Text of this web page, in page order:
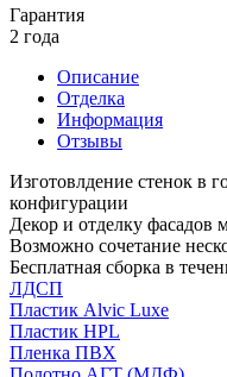
Гарантия
2 года
Описание
Отделка
Информация
Отзывы
Изготовлдение стенок в
конфигурации
Декор и отделку
Возможно сочетание
Бесплатная сборка в
ЛДСП
Пластик Alvic Luxe
Пластик HPL
Пленка ПВХ